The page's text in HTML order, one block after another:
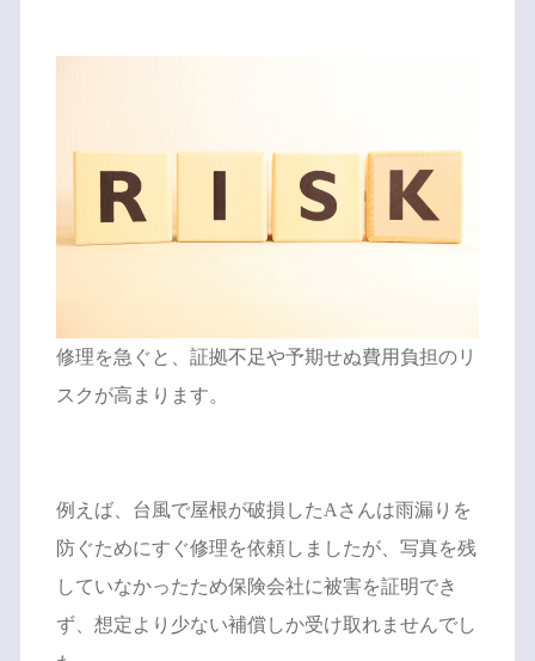
修理を急ぐと、証拠不足や予期せぬ費用負担のリ
スクが高まります。
例えば、台風で屋根が破損したAさんは雨漏りを
防ぐためにすぐ修理を依頼しましたが、写真を残
していなかったため保険会社に被害を証明でき
ず、想定より少ない補償しか受け取れませんでし